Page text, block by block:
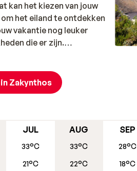
kan het kiezen van jouw
het eiland te ontdekken
vakantie nog leuker
die er zijn.
sigaretten en flessen
was gelopen in hun
was geraakt
Agios Georgios –
in het zand gekwakt.
Zakynthos
JUL
33°C
21°C
AUG
33°C
22°C
SEP
28°C
18°C